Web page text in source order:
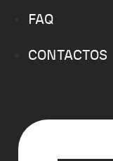
FAQ
CONTACTOS